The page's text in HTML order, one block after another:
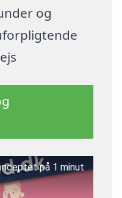
og
på 1 minut